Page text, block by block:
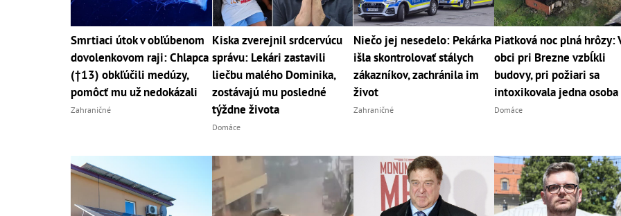
Smrtiaci útok v obľúbenom
dovolenkovom raji: Chlapca
(†13) obkľúčili medúzy,
pomôcť mu už nedokázali
Zahraničné
Kiska zverejnil srdcervúcu
správu: Lekári zastavili
liečbu malého Dominika,
zostávajú mu posledné
týždne života
Domáce
Niečo jej nesedelo: Pekárka
išla skontrolovať stálych
zákazníkov, zachránila im
život
Zahraničné
Piatková noc plná hrôzy:
obci pri Brezne vzbĺkli
budovy, pri požiari sa
intoxikovala jedna osoba
Domáce